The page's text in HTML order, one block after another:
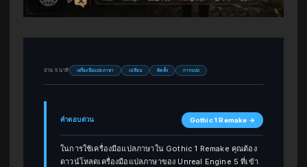
อ่าน 5 นาที เครื่องมือแปลภาษา เปลี่ยน ติดตั้ง การแปล
คำตอบด่วน Gothic 1 Remake →
ในการใช้เครื่องมือแปลภาษาใน Gothic 1 Remake คุณต้อง
ดาวน์โหลดเครื่องมือแปลภาษาของ Unreal Engine 5 ที่เข้า